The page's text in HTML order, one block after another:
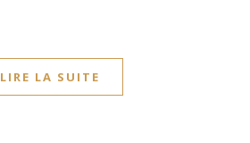
LIRE LA SUITE